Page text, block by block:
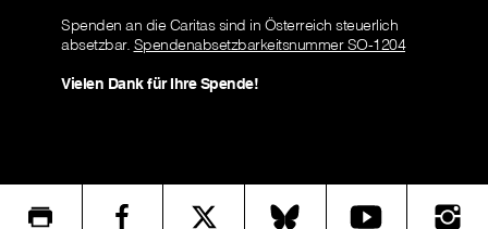
Spenden an die Caritas sind in Österreich steuerlich
absetzbar. Spendenabsetzbarkeitsnummer SO-1204
Vielen Dank für Ihre Spende!